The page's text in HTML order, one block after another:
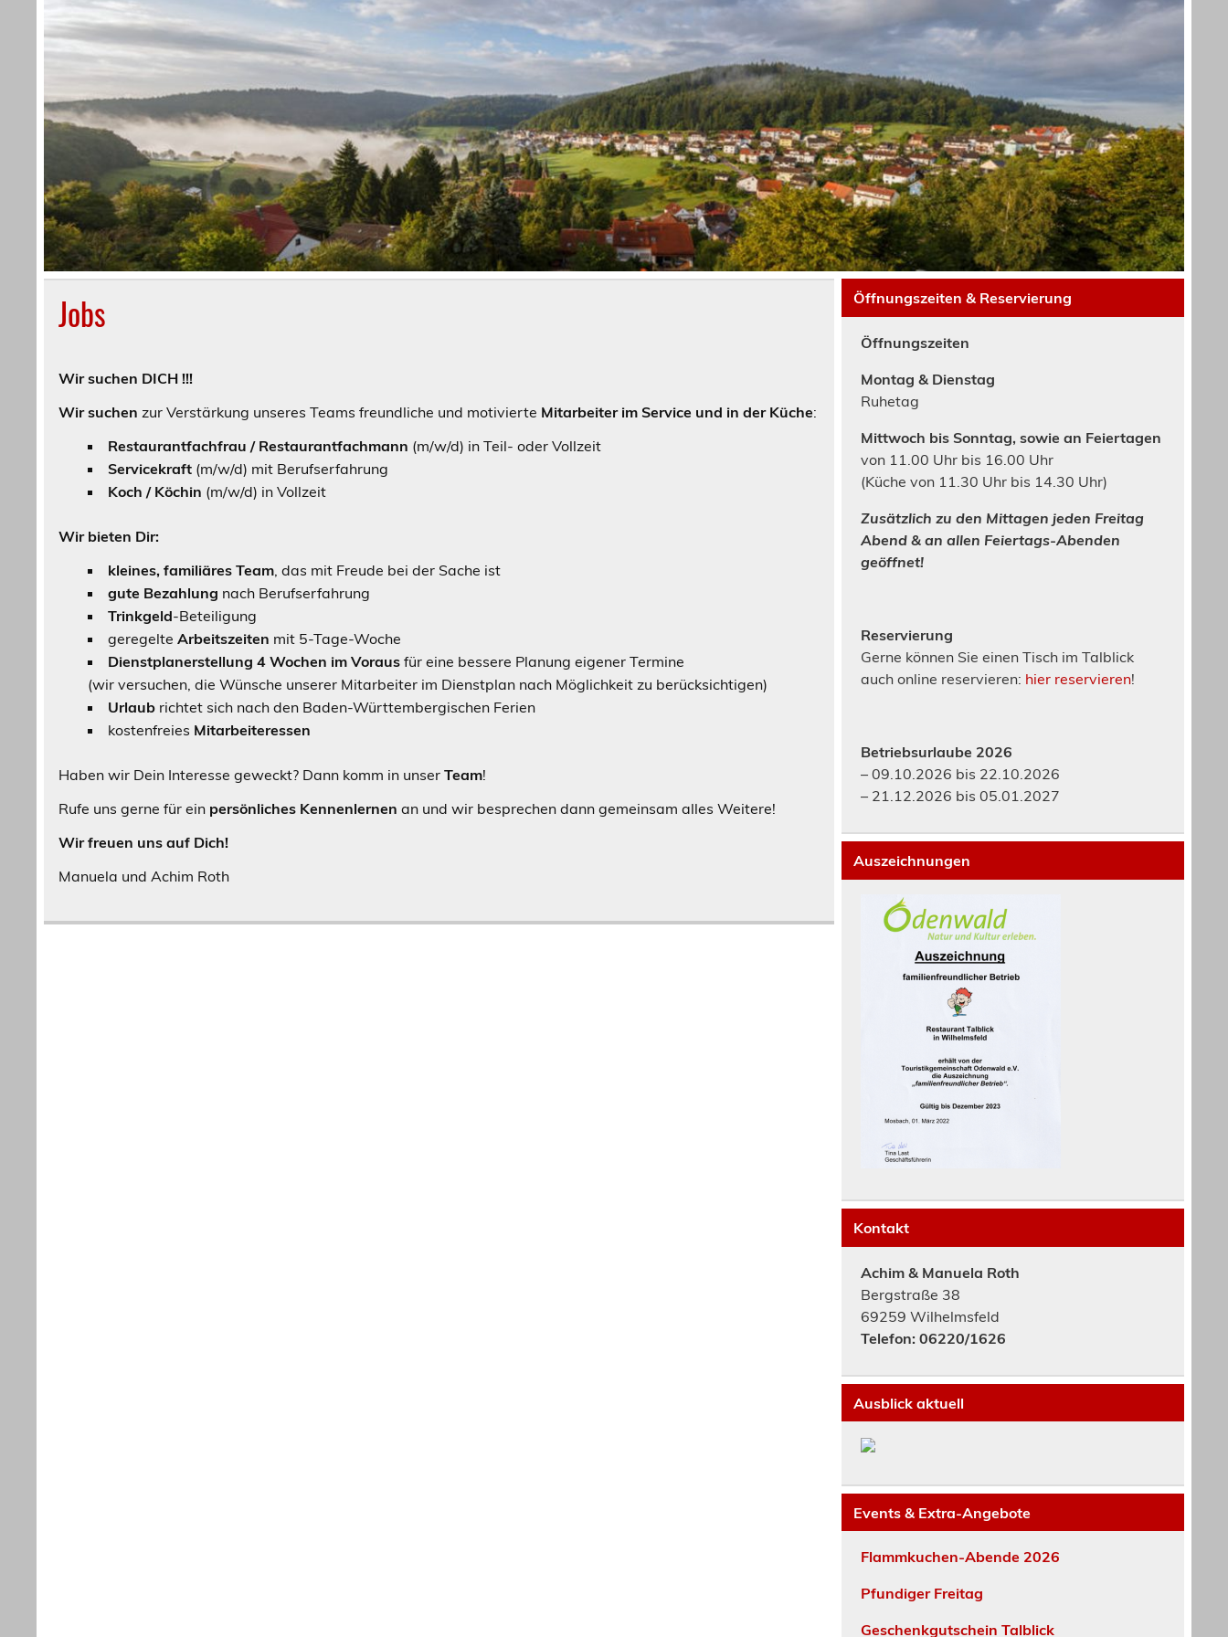
Jobs
Wir suchen DICH !!!
Wir suchen zur Verstärkung unseres Teams freundliche und motivierte Mitarbeiter im Service und in der Küche:
Restaurantfachfrau / Restaurantfachmann (m/w/d) in Teil- oder Vollzeit
Servicekraft (m/w/d) mit Berufserfahrung
Koch / Köchin (m/w/d) in Vollzeit
Wir bieten Dir:
kleines, familiäres Team , das mit Freude bei der Sache ist
gute Bezahlung nach Berufserfahrung
Trinkgeld-Beteiligung
geregelteArbeitszeiten mit 5-Tage-Woche
Dienstplanerstellung 4 Wochen im Voraus für eine bessere Planung eigener Termine
(wir versuchen, die Wünsche unserer Mitarbeiter im Dienstplan nach Möglichkeit zu berücksichtigen)
Urlaub richtet sich nach den Baden-Württembergischen Ferien
kostenfreies Mitarbeiteressen
Haben wir Dein Interesse geweckt? Dann komm in unserTeam!
Rufe uns gerne für ein persönliches Kennenlernen an und wir besprechen dann gemeinsam alles Weitere!
Wir freuen uns auf Dich!
Manuela und Achim Roth
Öffnungszeiten & Reservierung
Öffnungszeiten
Montag & Dienstag
Ruhetag
Mittwoch bis Sonntag, sowie an Feiertagen
von 11.00 Uhr bis 16.00 Uhr
(Küche von 11.30 Uhr bis 14.30 Uhr)
Zusätzlich zu den Mittagen jeden Freitag
Abend & an allen Feiertags-Abenden
geöffnet!
Reservierung
Gerne können Sie einen Tisch im Talblick
auch online reservieren: hier reservieren!
Betriebsurlaube 2026
– 09.10.2026 bis 22.10.2026
– 21.12.2026 bis 05.01.2027
Auszeichnungen
Kontakt
Achim & Manuela Roth
Bergstraße 38
69259 Wilhelmsfeld
Telefon: 06220/1626
Ausblick aktuell
Events & Extra-Angebote
Flammkuchen-Abende 2026
Pfundiger Freitag
Geschenkgutschein Talblick